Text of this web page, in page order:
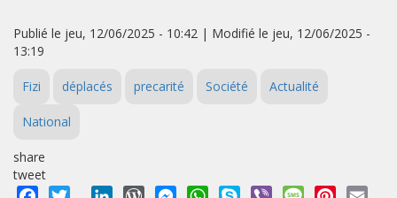
Publié le jeu, 12/06/2025 - 10:42 | Modifié le jeu, 12/06/2025 -
13:19
Fizi déplacés precarité Société Actualité
National
share
tweet